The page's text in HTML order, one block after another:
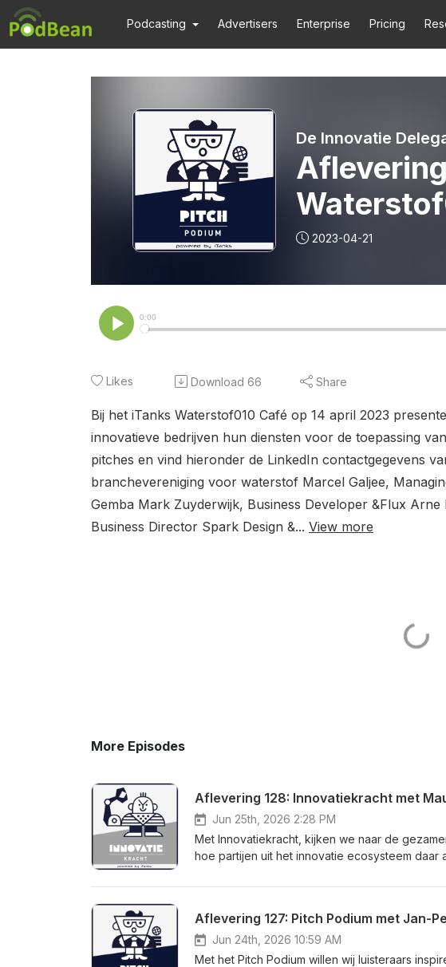
Podcasting Advertisers Enterprise Pricing
De Innovatie
2023-04-21
Likes Download 66 Share
Bij het iTanks Waterstof010 Café op 14 april 2023
innovatieve bedrijven hun diensten voor de toepassing
pitches en vind hieronder de LinkedIn contactgegevens
branchevereniging voor waterstof Marcel Galjee,
Gemba Mark Zuyderwijk, Business Developer &Flux
Business Director Spark Design &... View more
More Episodes
Jun 25th, 2026 2:28 PM
Met Innovatiekracht, kijken we naar de
hoe partijen uit het innovatie ecosysteem
Paniek, over hoe zij organisaties helpt met de
voor meer informatie over UP op de website.
'volgen' te drukken en ontvang de nieuwste
Aflevering 127: Pitch Podium met Jan-
Jun 24th, 2026 10:59 AM
Met het Pitch Podium willen wij luisteraars